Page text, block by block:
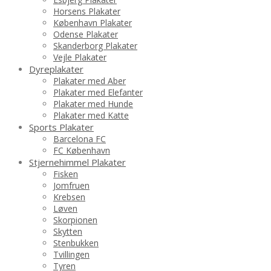
Horsens Plakater
København Plakater
Odense Plakater
Skanderborg Plakater
Vejle Plakater
Dyreplakater
Plakater med Aber
Plakater med Elefanter
Plakater med Hunde
Plakater med Katte
Sports Plakater
Barcelona FC
FC København
Stjernehimmel Plakater
Fisken
Jomfruen
Krebsen
Løven
Skorpionen
Skytten
Stenbukken
Tvillingen
Tyren